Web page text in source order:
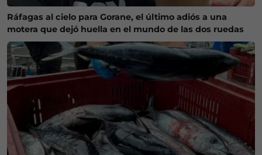
Ráfagas al cielo para Gorane, el último adiós a una
motera que dejó huella en el mundo de las dos ruedas